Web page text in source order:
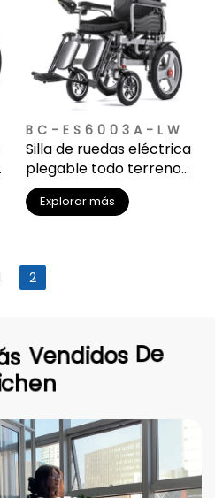
BC-ES6003A-LW
Silla de ruedas eléctrica
plegable todo terreno
reclinable
Explorar más
2
Vendidos De